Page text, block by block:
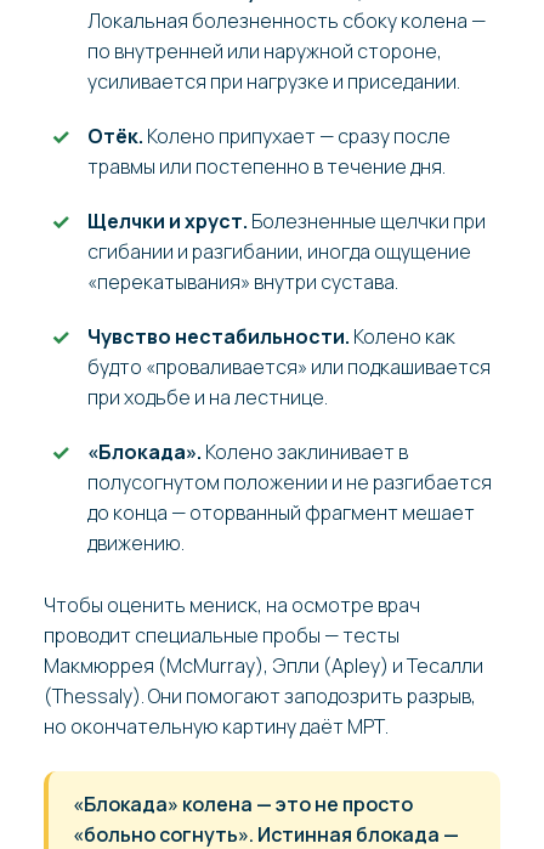
Локальная болезненность сбоку колена —
по внутренней или наружной стороне,
усиливается при нагрузке и приседании.
Отёк. Колено припухает — сразу после
травмы или постепенно в течение дня.
Щелчки и хруст. Болезненные щелчки при
сгибании и разгибании, иногда ощущение
«перекатывания» внутри сустава.
Чувство нестабильности. Колено как
будто «проваливается» или подкашивается
при ходьбе и на лестнице.
«Блокада». Колено заклинивает в
полусогнутом положении и не разгибается
до конца — оторванный фрагмент мешает
движению.
Чтобы оценить мениск, на осмотре врач
проводит специальные пробы — тесты
Макмюррея (McMurray), Эпли (Apley) и Тесалли
(Thessaly). Они помогают заподозрить разрыв,
но окончательную картину даёт МРТ.
«Блокада» колена — это не просто
«больно согнуть». Истинная блокада —